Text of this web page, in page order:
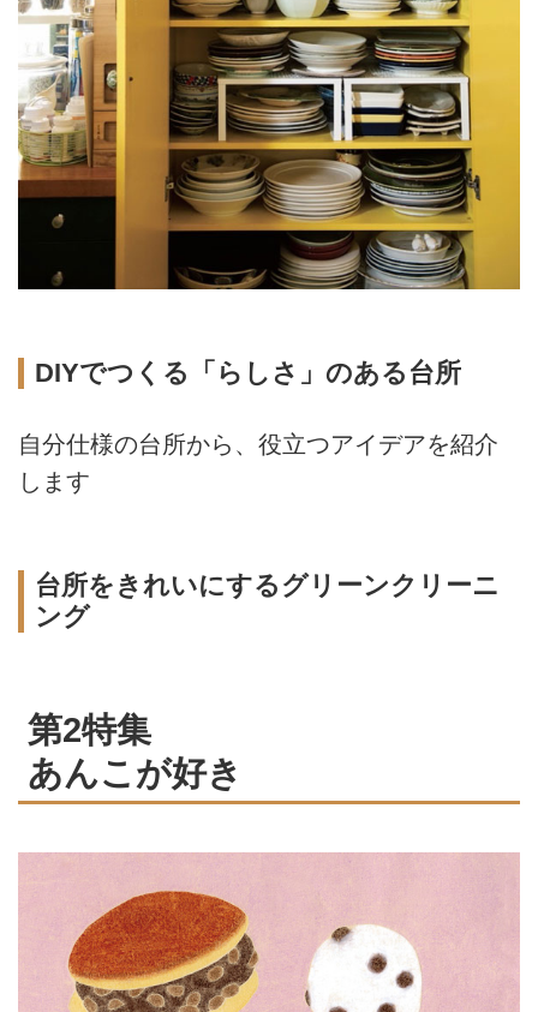
DIYでつくる「らしさ」のある台所
自分仕様の台所から、役立つアイデアを紹介
します
台所をきれいにするグリーンクリーニ
ング
第2特集
あんこが好き